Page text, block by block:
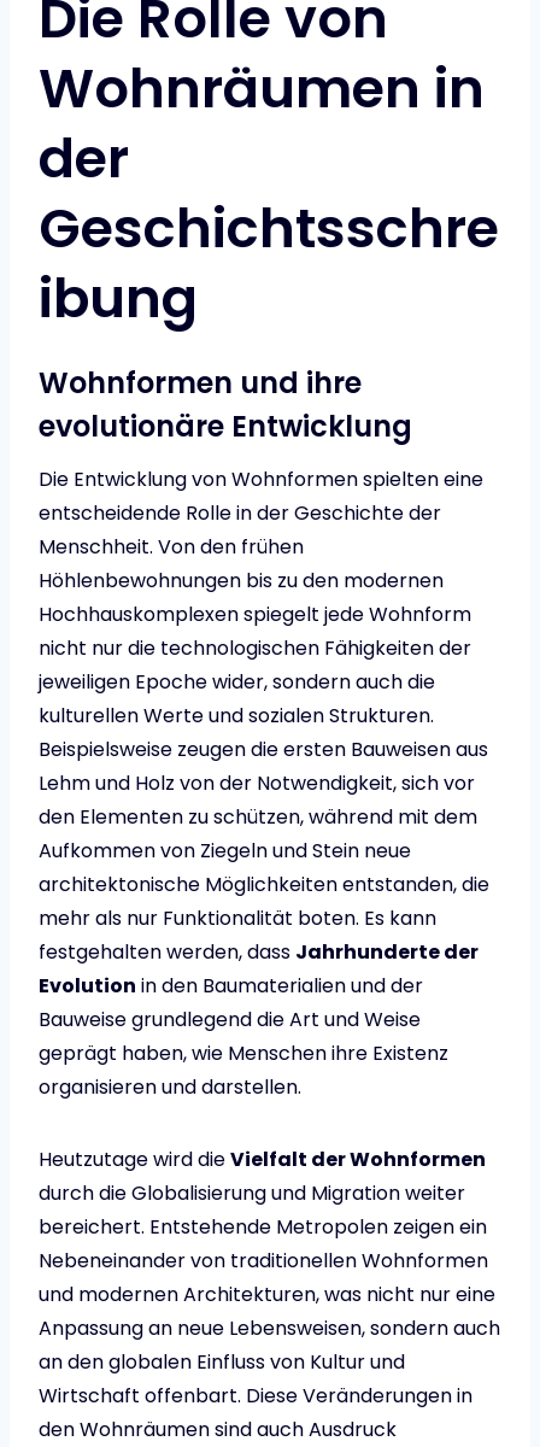
Die Rolle von
Wohnräumen in
der
Geschichtsschre
ibung
Wohnformen und ihre
evolutionäre Entwicklung
Die Entwicklung von Wohnformen spielten eine
entscheidende Rolle in der Geschichte der
Menschheit. Von den frühen
Höhlenbewohnungen bis zu den modernen
Hochhauskomplexen spiegelt jede Wohnform
nicht nur die technologischen Fähigkeiten der
jeweiligen Epoche wider, sondern auch die
kulturellen Werte und sozialen Strukturen.
Beispielsweise zeugen die ersten Bauweisen aus
Lehm und Holz von der Notwendigkeit, sich vor
den Elementen zu schützen, während mit dem
Aufkommen von Ziegeln und Stein neue
architektonische Möglichkeiten entstanden, die
mehr als nur Funktionalität boten. Es kann
festgehalten werden, dass Jahrhunderte der
Evolution in den Baumaterialien und der
Bauweise grundlegend die Art und Weise
geprägt haben, wie Menschen ihre Existenz
organisieren und darstellen.
Heutzutage wird dieVielfalt der Wohnformen
durch die Globalisierung und Migration weiter
bereichert. Entstehende Metropolen zeigen ein
Nebeneinander von traditionellen Wohnformen
und modernen Architekturen, was nicht nur eine
Anpassung an neue Lebensweisen, sondern auch
an den globalen Einfluss von Kultur und
Wirtschaft offenbart. Diese Veränderungen in
den Wohnräumen sind auch Ausdruck